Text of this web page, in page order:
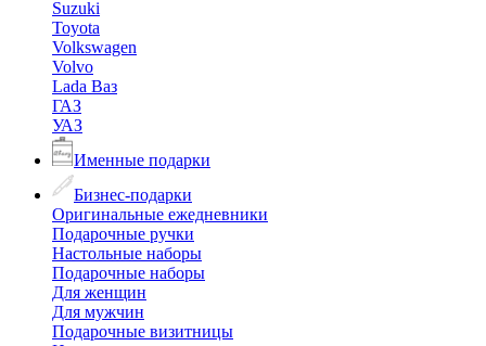
Suzuki
Toyota
Volkswagen
Volvo
Lada Ваз
ГАЗ
УАЗ
Именные подарки
Бизнес-подарки
Оригинальные ежедневники
Подарочные ручки
Настольные наборы
Подарочные наборы
Для женщин
Для мужчин
Подарочные визитницы